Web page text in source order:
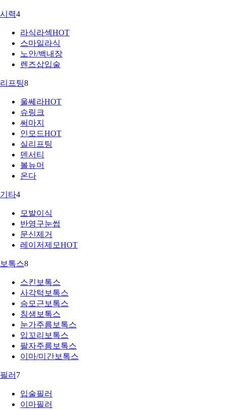
시력4
라식라섹HOT
스마일라식
노안/백내장
렌즈삽입술
리프팅8
울쎄라HOT
슈링크
써마지
인모드HOT
실리프팅
덴서티
볼뉴머
온다
기타4
모발이식
반영구눈썹
문신제거
레이저제모HOT
보톡스8
스킨보톡스
사각턱보톡스
승모근보톡스
침샘보톡스
눈가주름보톡스
입꼬리보톡스
팔자주름보톡스
이마/미간보톡스
필러 7
입술필러
이마필러